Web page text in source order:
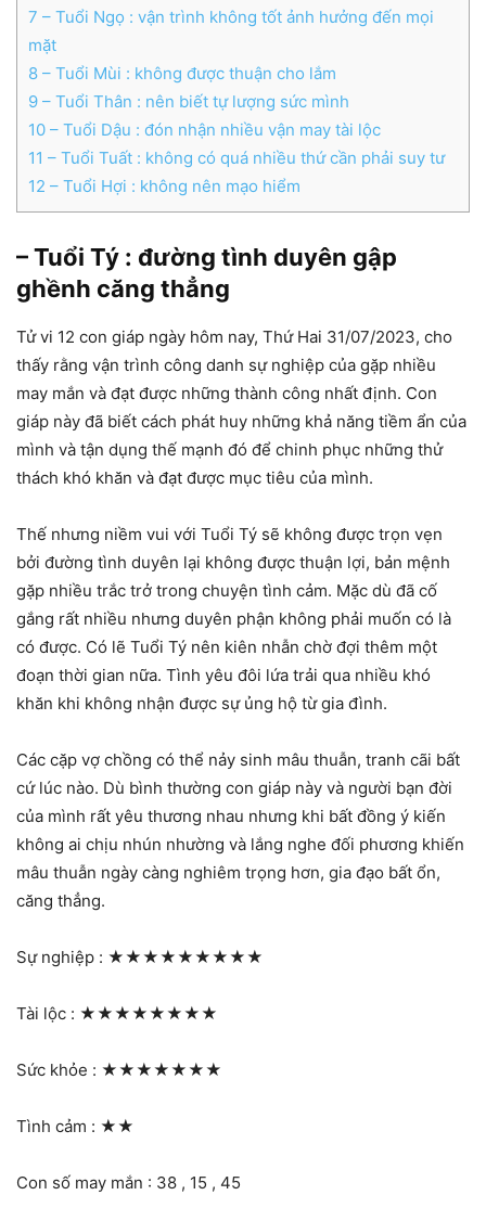
7 – Tuổi Ngọ : vận trình không tốt ảnh hưởng đến mọi
mặt
8 – Tuổi Mùi : không được thuận cho lắm
9 – Tuổi Thân : nên biết tự lượng sức mình
10 – Tuổi Dậu : đón nhận nhiều vận may tài lộc
11 – Tuổi Tuất : không có quá nhiều thứ cần phải suy tư
12 – Tuổi Hợi : không nên mạo hiểm
– Tuổi Tý : đường tình duyên gập
ghềnh căng thẳng
Tử vi 12 con giáp ngày hôm nay, Thứ Hai 31/07/2023, cho
thấy rằng vận trình công danh sự nghiệp của gặp nhiều
may mắn và đạt được những thành công nhất định. Con
giáp này đã biết cách phát huy những khả năng tiềm ẩn của
mình và tận dụng thế mạnh đó để chinh phục những thử
thách khó khăn và đạt được mục tiêu của mình.
Thế nhưng niềm vui với Tuổi Tý sẽ không được trọn vẹn
bởi đường tình duyên lại không được thuận lợi, bản mệnh
gặp nhiều trắc trở trong chuyện tình cảm. Mặc dù đã cố
gắng rất nhiều nhưng duyên phận không phải muốn có là
có được. Có lẽ Tuổi Tý nên kiên nhẫn chờ đợi thêm một
đoạn thời gian nữa. Tình yêu đôi lứa trải qua nhiều khó
khăn khi không nhận được sự ủng hộ từ gia đình.
Các cặp vợ chồng có thể nảy sinh mâu thuẫn, tranh cãi bất
cứ lúc nào. Dù bình thường con giáp này và người bạn đời
của mình rất yêu thương nhau nhưng khi bất đồng ý kiến
không ai chịu nhún nhường và lắng nghe đối phương khiến
mâu thuẫn ngày càng nghiêm trọng hơn, gia đạo bất ổn,
căng thẳng.
Sự nghiệp : ★★★★★★★★★
Tài lộc : ★★★★★★★★
Sức khỏe : ★★★★★★★
Tình cảm : ★★
Con số may mắn : 38 , 15 , 45